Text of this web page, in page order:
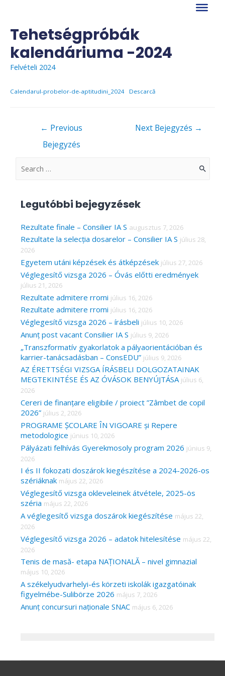
contentTehetségpróbák
kalendáriuma -2024
Felvételi 2024
Calendarul-probelor-de-aptitudini_2024 Descarcă
← Previous
Bejegyzés
Next Bejegyzés →
S
c
h
f
r
:
Legutóbbi bejegyzések
Rezultate finale – Consilier IA S augusztus 7, 2026
Rezultate la selecția dosarelor – Consilier IA S július 28,
2026
Egyetem utáni képzések és átképzések július 27, 2026
Véglegesítő vizsga 2026 – Óvás előtti eredmények
július 21, 2026
Rezultate admitere rromi július 16, 2026
Rezultate admitere rromi július 16, 2026
Véglegesítő vizsga 2026 – írásbeli július 10, 2026
Anunț post vacant Consilier IA S július 9, 2026
„Transzformatív gyakorlatok a pályaorientációban és
karrier-tanácsadásban – ConsEDU” július 9, 2026
AZ ÉRETTSÉGI VIZSGA ÍRÁSBELI DOLGOZATAINAK
MEGTEKINTÉSE ÉS AZ ÓVÁSOK BENYÚJTÁSA július 6,
2026
Cereri de finanțare eligibile / proiect ”Zâmbet de copil
2026” július 2, 2026
PROGRAME ȘCOLARE ÎN VIGOARE și Repere
metodologice június 10, 2026
Pályázati felhívás Gyerekmosoly program 2026 június 9,
2026
I és II fokozati doszárok kiegészítése a 2024-2026-os
szériáknak május 22, 2026
Véglegesítő vizsga okleveleinek átvétele, 2025-ös
széria május 22, 2026
A véglegesítő vizsga doszárok kiegészítése május 22,
2026
Véglegesítő vizsga 2026 – adatok hitelesítése május 22,
2026
Tenis de masă- etapa NAȚIONALĂ – nivel gimnazial
május 10, 2026
A székelyudvarhelyi-és körzeti iskolák igazgatóinak
figyelmébe-Sulibörze 2026 május 7, 2026
Anunț concursuri naționale SNAC május 6, 2026